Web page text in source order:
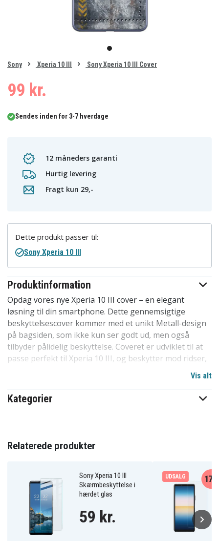
item
0
of
Sony Xperia 10 III Sony Xperia 10 III Cover
99 kr.
Sendes inden for 3-7 hverdage
12 måneders garanti
Hurtig levering
Fragt kun 29,-
Produktinformation
Opdag vores nye Xperia 10 III cover – en elegant
løsning til din smartphone. Dette gennemsigtige
beskyttelsescover kommer med et unikt Metall-design
på bagsiden, som ikke kun ser godt ud, men også
tilbyder pålidelig beskyttelse. Coveret er udviklet til at
passe perfekt til Xperia 10 III, og beskytter mod ridser,
Vores design er fri for skarpe kanter og nemt at
montere eller fjerne fra din mobil, uden risiko for ridser
overkommelig pris, dette cover står stærkt i
konkurrencen. Et fremragende valg til at beskytte
tilpasset til Xperia 10 III.
Produktdetaljer:
-Specielt designet til Xperia 10 III, kompatibel med
trådløs opladning.
Vis alt
Kategorier
Dette produkt passer til:
Sony Xperia 10 III
Relaterede produkter
Sony Xperia 10 III
Skærmbeskyttelse i
hærdet glas
59 kr.
UDSALG 17%